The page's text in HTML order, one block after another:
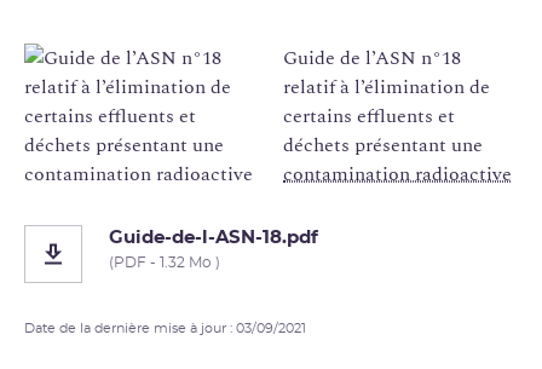
Guide de l’ASN n°18
relatif à l’élimination de
certains effluents et
déchets présentant une
contamination radioactive
Guide-de-l-ASN-18.pdf
(PDF - 1.32 Mo )
Date de la dernière mise à jour : 03/09/2021